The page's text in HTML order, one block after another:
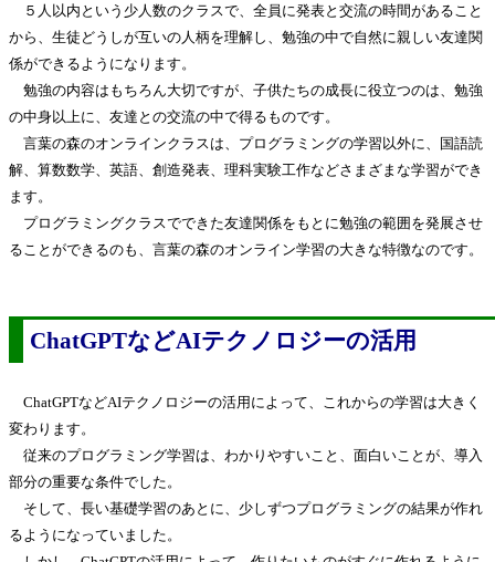
５人以内という少人数のクラスで、全員に発表と交流の時間があること
から、生徒どうしが互いの人柄を理解し、勉強の中で自然に親しい友達関
係ができるようになります。
勉強の内容はもちろん大切ですが、子供たちの成長に役立つのは、勉強
の中身以上に、友達との交流の中で得るものです。
言葉の森のオンラインクラスは、プログラミングの学習以外に、国語読
解、算数数学、英語、創造発表、理科実験工作などさまざまな学習ができ
ます。
プログラミングクラスでできた友達関係をもとに勉強の範囲を発展させ
ることができるのも、言葉の森のオンライン学習の大きな特徴なのです。
ChatGPTなどAIテクノロジーの活用
ChatGPTなどAIテクノロジーの活用によって、これからの学習は大きく
変わります。
従来のプログラミング学習は、わかりやすいこと、面白いことが、導入
部分の重要な条件でした。
そして、長い基礎学習のあとに、少しずつプログラミングの結果が作れ
るようになっていました。